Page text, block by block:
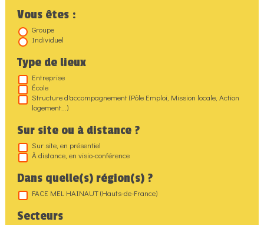
Vous êtes :
Groupe
Individuel
Type de lieux
Entreprise
École
Structure d'accompagnement (Pôle Emploi, Mission locale, Action
logement...)
Sur site ou à distance ?
Sur site, en présentiel
À distance, en visio-conférence
Dans quelle(s) région(s) ?
FACE MEL HAINAUT (Hauts-de-France)
Secteurs